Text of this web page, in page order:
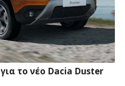
το νέο Dacia Duster